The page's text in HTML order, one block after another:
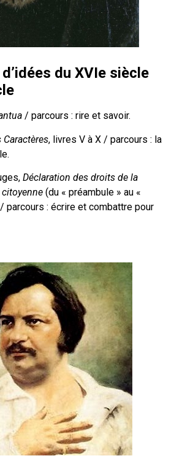
du XVIe siècle
/ parcours : rire et savoir.
Caractères, livres V à X / parcours : la
Déclaration des droits de la
(du « préambule » au «
parcours : écrire et combattre pour